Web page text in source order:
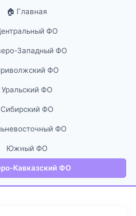
🏠 Главная
ФО
Западный ФО
ФО
Уральский ФО
Сибирский ФО
ФО
Южный ФО
Кавказский ФО